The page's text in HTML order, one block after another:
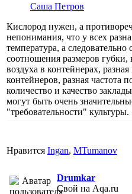
Саша Петров
Кислород нужен, а
непонимания, что у всех
температура, а
соотношения размеров губки,
воздуха в контейнерах,
контейнеров, разная частота
количество и качество
могут быть очень
"требовательности" культуры.
Нравится Ingan, MTumanov
Drumkar
Свой на Aqa.ru